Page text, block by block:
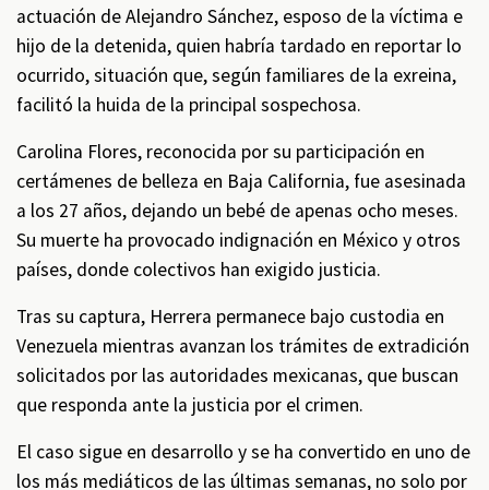
actuación de Alejandro Sánchez, esposo de la víctima e
hijo de la detenida, quien habría tardado en reportar lo
ocurrido, situación que, según familiares de la exreina,
facilitó la huida de la principal sospechosa.
Carolina Flores, reconocida por su participación en
certámenes de belleza en Baja California, fue asesinada
a los 27 años, dejando un bebé de apenas ocho meses.
Su muerte ha provocado indignación en México y otros
países, donde colectivos han exigido justicia.
Tras su captura, Herrera permanece bajo custodia en
Venezuela mientras avanzan los trámites de extradición
solicitados por las autoridades mexicanas, que buscan
que responda ante la justicia por el crimen.
El caso sigue en desarrollo y se ha convertido en uno de
los más mediáticos de las últimas semanas, no solo por